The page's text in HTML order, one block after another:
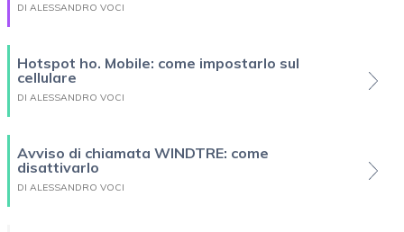
DI ALESSANDRO VOCI
Hotspot ho. Mobile: come impostarlo sul
cellulare
DI ALESSANDRO VOCI
Avviso di chiamata WINDTRE: come
disattivarlo
DI ALESSANDRO VOCI